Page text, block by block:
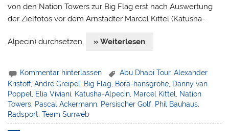
von den Nation Towers zur Big Flag erst nach Auswertung
der Zielfotos vor dem Arnstädter Marcel Kittel (Katusha-
Alpecin) durchsetzen. » Weiterlesen
Kommentar hinterlassen Abu Dhabi Tour,Alexander
Kristoff,Andre Greipel Big Flag Bora-hansgrohe Danny van
Poppel Elia Viviani Katusha-Alpecin Marcel Kittel Nation
Towers Pascal Ackermann Persischer Golf Phil Bauhaus
Radsport ,Team Sunweb